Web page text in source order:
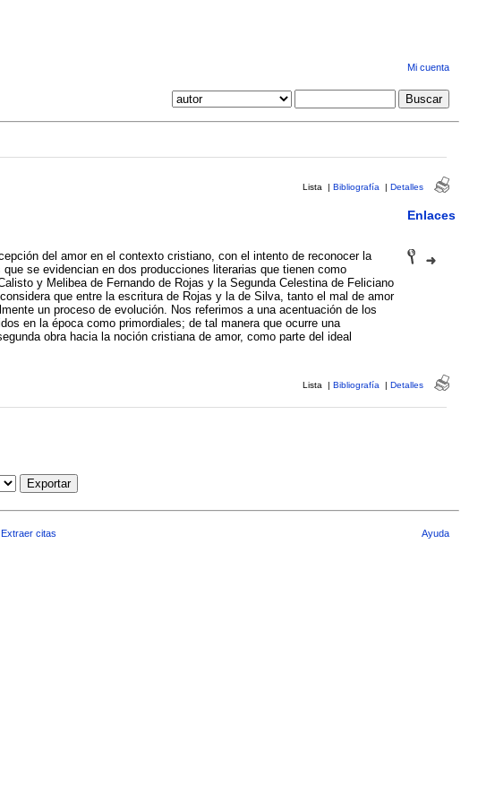
Mi cuenta
Lista | Bibliografía | Detalles
Enlaces
del amor en el contexto cristiano, con el intento de reconocer la
se evidencian en dos producciones literarias que tienen como
y Melibea de Fernando de Rojas y la Segunda Celestina de Feliciano
que entre la escritura de Rojas y la de Silva, tanto el mal de amor
un proceso de evolución. Nos referimos a una acentuación de los
en la época como primordiales; de tal manera que ocurre una
obra hacia la noción cristiana de amor, como parte del ideal
Lista | Bibliografía | Detalles
Exportar
Extraer citas Ayuda